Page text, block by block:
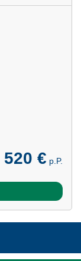
520 € p.P.